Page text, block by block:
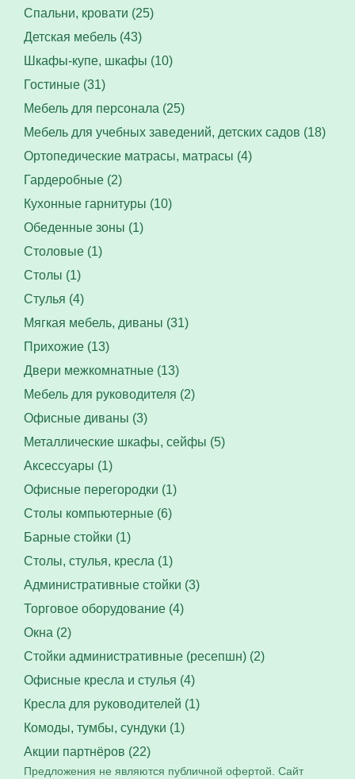
Спальни, кровати (25)
Детская мебель (43)
Шкафы-купе, шкафы (10)
Гостиные (31)
Мебель для персонала (25)
Мебель для учебных заведений, детских садов (18)
Ортопедические матрасы, матрасы (4)
Гардеробные (2)
Кухонные гарнитуры (10)
Обеденные зоны (1)
Столовые (1)
Столы (1)
Стулья (4)
Мягкая мебель, диваны (31)
Прихожие (13)
Двери межкомнатные (13)
Мебель для руководителя (2)
Офисные диваны (3)
Металлические шкафы, сейфы (5)
Аксессуары (1)
Офисные перегородки (1)
Столы компьютерные (6)
Барные стойки (1)
Столы, стулья, кресла (1)
Административные стойки (3)
Торговое оборудование (4)
Окна (2)
Стойки административные (ресепшн) (2)
Офисные кресла и стулья (4)
Кресла для руководителей (1)
Комоды, тумбы, сундуки (1)
Акции партнёров (22)
Предложения не являются публичной офертой. Сайт